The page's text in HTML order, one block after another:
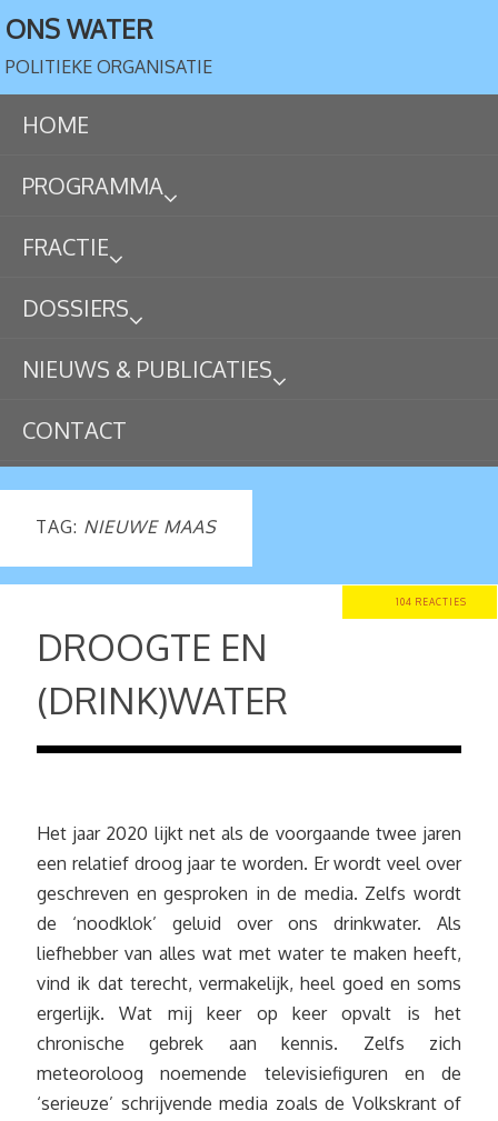
ONS WATER
POLITIEKE ORGANISATIE
HOME
PROGRAMMA
FRACTIE
DOSSIERS
NIEUWS & PUBLICATIES
CONTACT
TAG: NIEUWE MAAS
104 REACTIES
DROOGTE EN
(DRINK)WATER
Het jaar 2020 lijkt net als de voorgaande twee jaren
een relatief droog jaar te worden. Er wordt veel over
geschreven en gesproken in de media. Zelfs wordt
de ‘noodklok’ geluid over ons drinkwater. Als
liefhebber van alles wat met water te maken heeft,
vind ik dat terecht, vermakelijk, heel goed en soms
ergerlijk. Wat mij keer op keer opvalt is het
chronische gebrek aan kennis. Zelfs zich
meteoroloog noemende televisiefiguren en de
‘serieuze’ schrijvende media zoals de Volkskrant of